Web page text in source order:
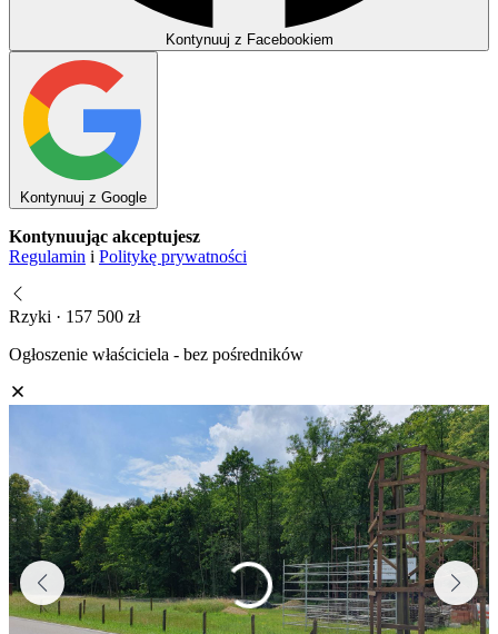
Kontynuuj z Facebookiem
Kontynuuj z Google
Kontynuując akceptujesz
Regulamin i Politykę prywatności
Rzyki · 157 500 zł
Ogłoszenie właściciela - bez pośredników